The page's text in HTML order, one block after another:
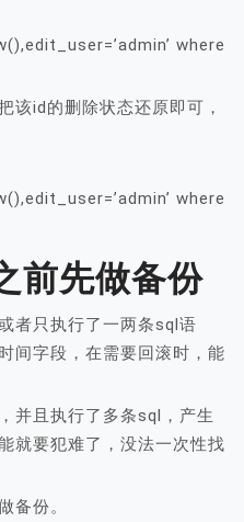
where
该id的删除状态还原即可，
where
前先做备份
者只执行了一两条sql语
间字段，在需要回滚时，能
并且执行了多条sql，产生
就要犯难了，没法一次性找
备份。